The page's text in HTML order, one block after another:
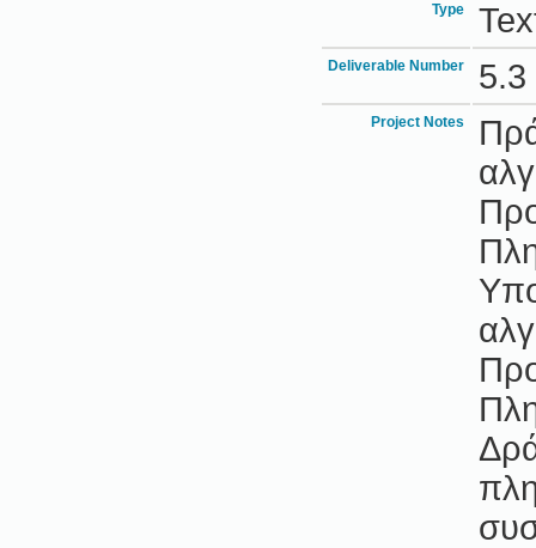
Type
Deliverable Number 5.3
Project Notes